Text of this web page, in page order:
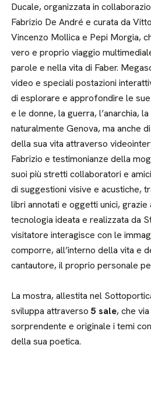
Ducale, organizzata in
Fabrizio De André e curata da
Vincenzo Mollica e Pepi Morgia,
vero e proprio viaggio
parole e nella vita di Faber.
video e speciali postazioni
di esplorare e approfondire le
e le donne, la guerra, l’anarchia,
naturalmente Genova, ma anche
della sua vita attraverso
Fabrizio e testimonianze della
suoi più stretti collaboratori e
di suggestioni visive e acustiche,
libri annotati e oggetti unici, grazie
tecnologia ideata e realizzata da
visitatore interagisce con le
comporre, all’interno della vita e
cantautore, il proprio personale
La mostra, allestita nel
sviluppa attraverso5 sale, che
sorprendente e originale i temi
della sua poetica.